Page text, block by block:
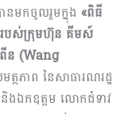
នមកចូលរួមក្នុង «ពិធី
ស៊ូរបស់ក្រុមហ៊ុន គីមស៍
ន (Wang
ថភាព នៃសាធារណរដ្ឋ
និងឯកឧត្តម លោកជំទាវ